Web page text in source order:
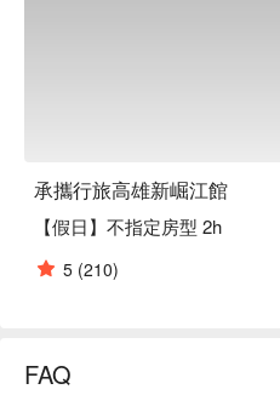
承攜行旅高雄新崛江館
【假日】不指定房型 2h
5 (210)
FAQ